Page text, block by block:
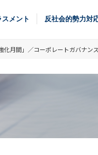
スメント 反社会的勢力対
化月間」／コーポレートガバナン